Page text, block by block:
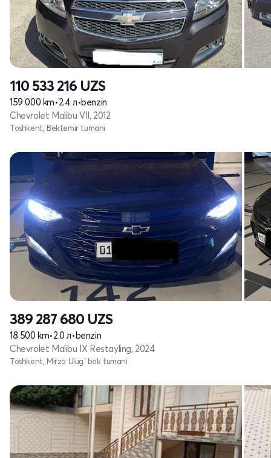
110 533 216 UZS
159 000 km•2.4 л•benzin
Chevrolet Malibu VII, 2012
Toshkent, Bektemir tumani
389 287 680 UZS
18 500 km•2.0 л•benzin
Chevrolet Malibu IX Restayling, 2024
Toshkent, Mirzo Ulug`bek tumani